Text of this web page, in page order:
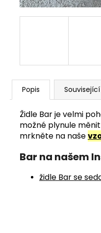
Popis Související
Židle Bar je velmi
možné plynule
mrkněte na naše
Bar na našem
židle Bar se